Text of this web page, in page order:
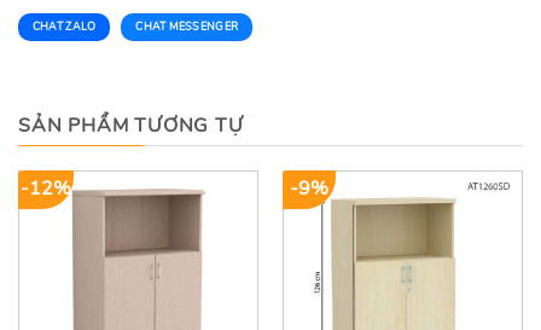
CHAT ZALO CHAT MESSENGER
SẢN PHẨM TƯƠNG TỰ
-12% -9%